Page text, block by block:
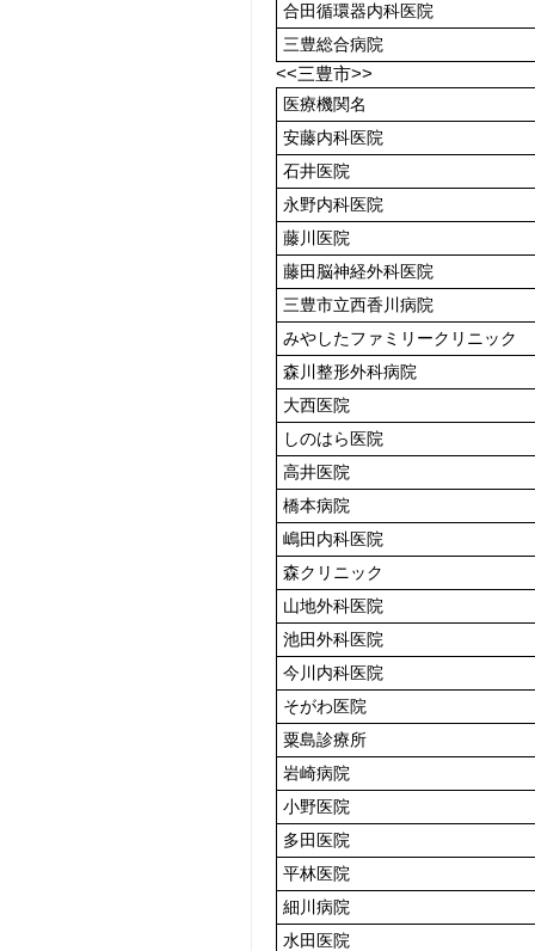
合田循環器内科医院
三豊総合病院
<<三豊市>>
医療機関名
安藤内科医院
石井医院
永野内科医院
藤川医院
藤田脳神経外科医院
三豊市立西香川病院
みやしたファミリークリニック
森川整形外科病院
大西医院
しのはら医院
高井医院
橋本病院
嶋田内科医院
森クリニック
山地外科医院
池田外科医院
今川内科医院
そがわ医院
粟島診療所
岩崎病院
小野医院
多田医院
平林医院
細川病院
水田医院